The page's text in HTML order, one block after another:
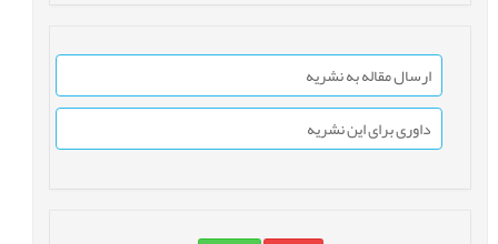
ارسال مقاله به نشریه
داوری برای این نشریه